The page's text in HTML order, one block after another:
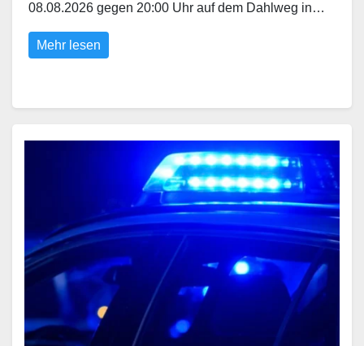
08.08.2026 gegen 20:00 Uhr auf dem Dahlweg in…
Mehr lesen